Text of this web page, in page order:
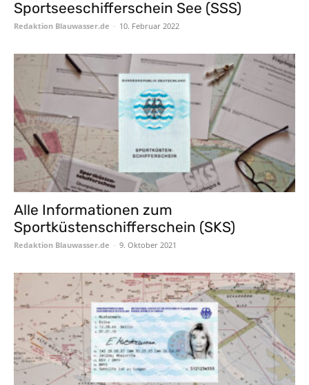
Sportseeschifferschein See (SSS)
Redaktion Blauwasser.de - 10. Februar 2022
Alle Informationen zum
Sportküstenschifferschein (SKS)
Redaktion Blauwasser.de - 9. Oktober 2021